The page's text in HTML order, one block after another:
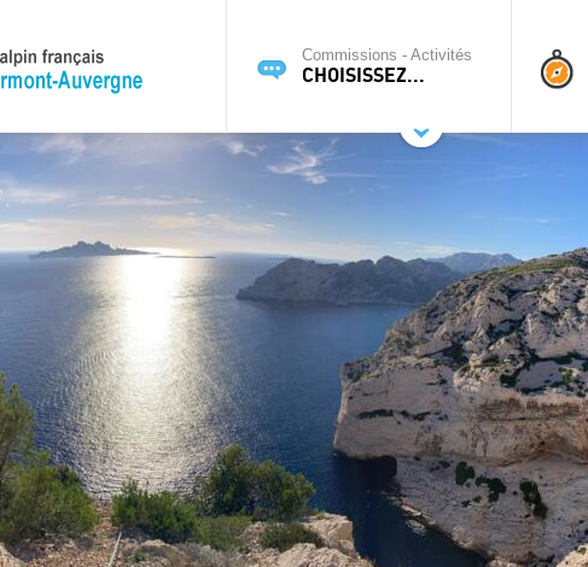
Commissions - Activités
CHOISISSEZ...